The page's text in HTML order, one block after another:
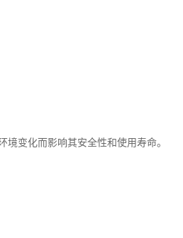
变化而影响其安全性和使用寿命。